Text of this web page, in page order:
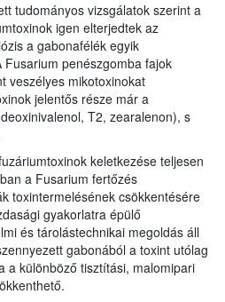
tudományos vizsgálatok szerint a
igen elterjedtek az
a gabonafélék egyik
penészgomba fajok
veszélyes mikotoxinokat
jelentős része már a
T2, zearalenon), s
keletkezése teljesen
a Fusarium fertőzés
toxintermelésének csökkentésére
gyakorlatra épülő
és tárolástechnikai megoldás áll
gabonából a toxint utólag
a különböző tisztítási, malomipari